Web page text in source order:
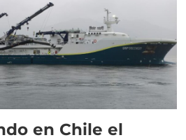
en Chile el